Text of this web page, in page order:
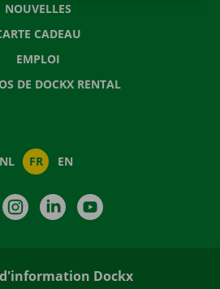
NOUVELLES
CADEAU
EMPLOI
DE DOCKX RENTAL
NL FR EN
InstagramLinkedIn
Dockx